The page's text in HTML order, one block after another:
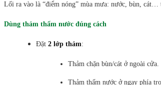
Lối ra vào là “điểm nóng” mùa mưa: nước, bùn, cát…
Dùng thảm thấm nước đúng cách
Đặt 2 lớp thảm:
Thảm chặn bùn/cát ở ngoài cửa.
Thảm thấm nước ở ngay phía